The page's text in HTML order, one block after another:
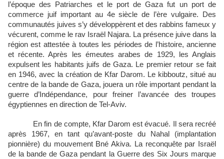
l’époque des Patriarches et le port de Gaza fut un port de
commerce juif important au 4e siècle de l’ère vulgaire. Des
communautés juives s’y développèrent et des rabbins fameux y
vécurent, comme le rav Israël Najara. La présence juive dans la
région est attestée à toutes les périodes de l’histoire, ancienne
et récente. Après les émeutes arabes de 1929, les Anglais
expulsent les habitants juifs de Gaza. Le premier retour se fait
en 1946, avec la création de Kfar Darom. Le kibboutz, situé au
centre de la bande de Gaza, jouera un rôle important pendant la
guerre d’Indépendance, pour freiner l’avancée des troupes
égyptiennes en direction de Tel-Aviv.
En fin de compte, Kfar Darom est évacué. Il sera recréé
après 1967, en tant qu’avant-poste du Nahal (implantation
pionnière) du mouvement Bné Akiva. La reconquête par Israël
de la bande de Gaza pendant la Guerre des Six Jours marque